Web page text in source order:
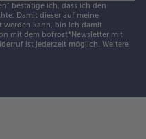
bestätige ich, dass ich den
Damit dieser auf meine
werden kann, bin ich damit
mit dem bofrost*Newsletter mit
ist jederzeit möglich. Weitere